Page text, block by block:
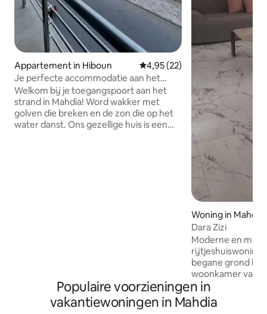
Appartement in Hiboun Gemiddelde beoordeling van
4,95 (22)
Je perfecte accommodatie aan het
strand
Welkom bij je toegangspoort aan het
strand in Mahdia! Word wakker met
golven die breken en de zon die op het
water danst. Ons gezellige huis is een
om je te verwelkomen!
Woning in Mahdia
Dara Zizi
Moderne en
rijtjeshuiswoning
begane grond
woonkamer van
raam en een
volledig
eetkamer onder
Populaire voorzieningen in
vakantiewoningen in Mahdia